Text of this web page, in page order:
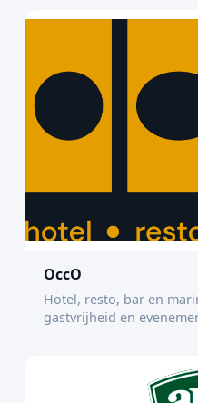
OccO
Hotel, resto, bar en
gastvrijheid en